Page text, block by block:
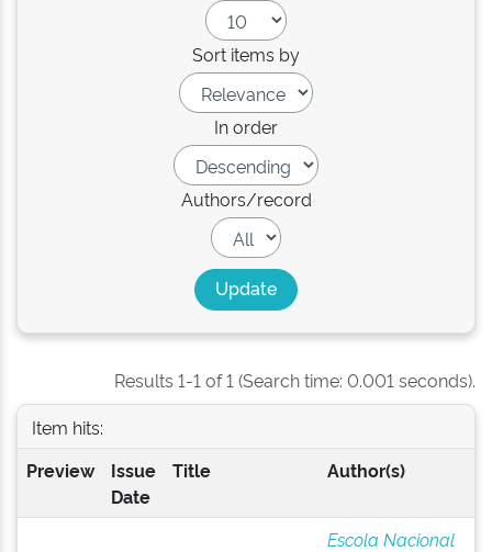
Sort items by
In order
Authors/record
Results 1-1 of 1 (Search time: 0.001 seconds).
Item hits:
Preview
Issue
Date
Title Author(s)
Escola Nacional